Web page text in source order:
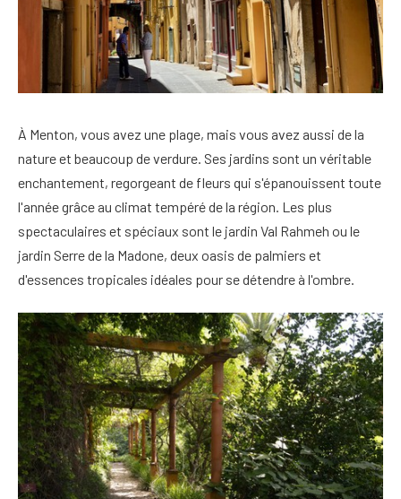
À Menton, vous avez une plage, mais vous avez aussi de la
nature et beaucoup de verdure. Ses jardins sont un véritable
enchantement, regorgeant de fleurs qui s'épanouissent toute
l'année grâce au climat tempéré de la région. Les plus
spectaculaires et spéciaux sont le jardin Val Rahmeh ou le
jardin Serre de la Madone, deux oasis de palmiers et
d'essences tropicales idéales pour se détendre à l'ombre.